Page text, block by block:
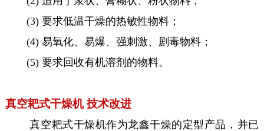
(3) 要求低温干燥的热敏性物料；
(4) 易氧化、易爆、强刺激、剧毒物料；
(5) 要求回收有机溶剂的物料。
真空耙式干燥机 技术改进
真空耙式干燥机作为龙鑫干燥的定型产品，并已